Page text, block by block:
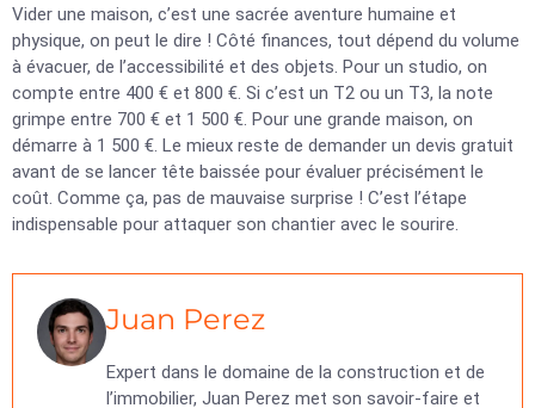
Vider une maison, c’est une sacrée aventure humaine et
physique, on peut le dire ! Côté finances, tout dépend du volume
à évacuer, de l’accessibilité et des objets. Pour un studio, on
compte entre 400 € et 800 €. Si c’est un T2 ou un T3, la note
grimpe entre 700 € et 1 500 €. Pour une grande maison, on
démarre à 1 500 €. Le mieux reste de demander un devis gratuit
avant de se lancer tête baissée pour évaluer précisément le
coût. Comme ça, pas de mauvaise surprise ! C’est l’étape
indispensable pour attaquer son chantier avec le sourire.
Juan Perez
Expert dans le domaine de la construction et de
l’immobilier, Juan Perez met son savoir-faire et